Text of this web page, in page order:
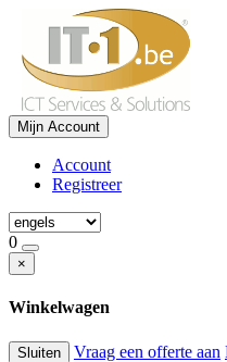
Mijn Account
Account
Registreer
0
×
Winkelwagen
Sluiten Vraag een offerte aan